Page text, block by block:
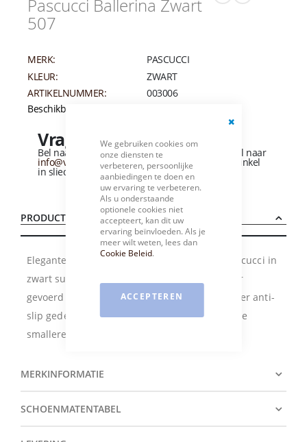
Cookie
Bar
We gebruiken cookies om
onze diensten te
verbeteren, persoonlijke
aanbiedingen te doen en
uw ervaring te verbeteren.
Als u onderstaande
optionele cookies niet
accepteert, kan dit uw
ervaring beïnvloeden. Als je
meer wilt weten, lees dan
Cookie Beleid.
ACCEPTEREN
Pascucci Ballerina Zwart
507
MERK:
PASCUCCI
KLEUR:
ZWART
ARTIKELNUMMER:
003006
Beschikbaarheid:
Vragen over dit product?
Bel naar +31 (0)184 - 412 135of stuur een e-mail naar
info@vandervliesschoenen.nlof bezoek onze winkel
in sliedrecht (Zie routebeschrijving).
PRODUCTBESCHRIJVING
Elegante ballerina van het Italiaanse merk Pascucci in
zwart suede. Deze luxe ballerina is geheel leer
gevoerd en heeft een leren zool met een rubber anti-
slip gedeelte. Deze ballerina is geschikt voor de
smallere tot normale voet.
MERKINFORMATIE
SCHOENMATENTABEL